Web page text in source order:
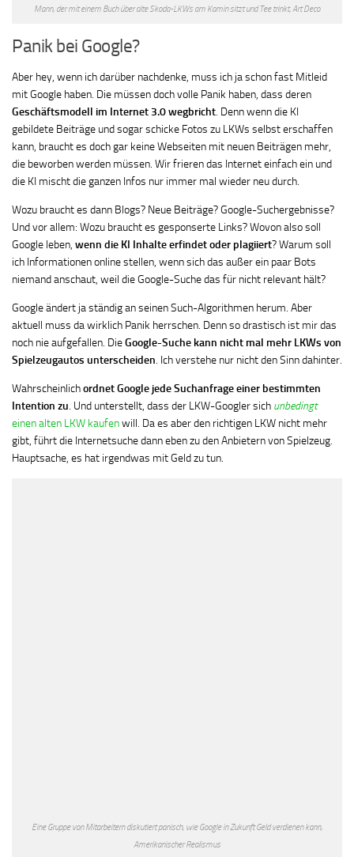
Mann, der mit einem Buch über alte Skoda-LKWs am Kamin sitzt und Tee trinkt, Art Deco
Panik bei Google?
Aber hey, wenn ich darüber nachdenke, muss ich ja schon fast Mitleid
mit Google haben. Die müssen doch volle Panik haben, dass deren
Geschäftsmodell im Internet 3.0wegbricht. Denn wenn die KI
gebildete Beiträge und sogar schicke Fotos zu LKWs selbst erschaffen
kann, braucht es doch gar keine Webseiten mit neuen Beiträgen mehr,
die beworben werden müssen. Wir frieren das Internet einfach ein und
die KI mischt die ganzen Infos nur immer mal wieder neu durch.
Wozu braucht es dann Blogs? Neue Beiträge? Google-Suchergebnisse?
Und vor allem: Wozu braucht es gesponserte Links? Wovon also soll
Google leben, wenn die KI Inhalte erfindet oder plagiiert? Warum soll
ich Informationen online stellen, wenn sich das außer ein paar Bots
niemand anschaut, weil die Google-Suche das für nicht relevant hält?
Google ändert ja ständig an seinen Such-Algorithmen herum. Aber
aktuell muss da wirklich Panik herrschen. Denn so drastisch ist mir das
noch nie aufgefallen. DieGoogle-Suche kann nicht mal mehr LKWs von
Spielzeugautos unterscheiden. Ich verstehe nur nicht den Sinn dahinter.
Wahrscheinlichordnet Google jede Suchanfrage einer bestimmten
Intention zu. Und unterstellt, dass der LKW-Googler sich unbedingt
einen alten LKW kaufenwill. Da es aber den richtigen LKW nicht mehr
gibt, führt die Internetsuche dann eben zu den Anbietern von Spielzeug.
Hauptsache, es hat irgendwas mit Geld zu tun.
Eine Gruppe von Mitarbeitern diskutiert panisch, wie Google in Zukunft Geld verdienen kann,
Amerikanischer Realismus